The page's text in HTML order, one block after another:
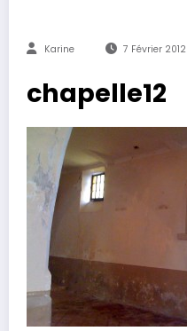
Karine 7 Février 2012
chapelle12